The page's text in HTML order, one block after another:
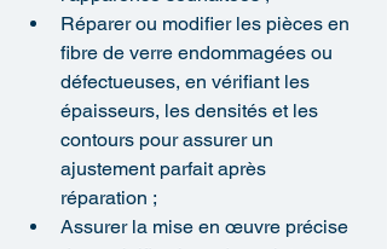
Réparer ou modifier les pièces en
fibre de verre endommagées ou
défectueuses, en vérifiant les
épaisseurs, les densités et les
contours pour assurer un
ajustement parfait après
réparation ;
Assurer la mise en œuvre précise